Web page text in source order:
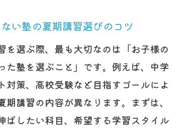
とサポート体制で塾を見極める方
回避のための塾夏期講習の注意点
な天王寺の塾活用術
塾夏期講習が中学生に支持される
い塾の夏期講習選びのコツ
を選ぶ際、最も大切なのは「お子様の
た塾を選ぶこと」です。例えば、中学
対策、高校受験など目指すゴールによ
期講習の内容が異なります。まずは、
ばしたい科目、希望する学習スタイル